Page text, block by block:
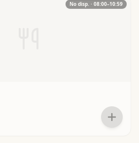
No disp. · 08:00–10:59